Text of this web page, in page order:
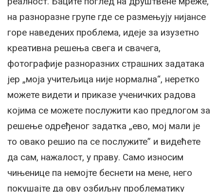
на разноразне групе где се размењују нијансе
горе наведених проблема, идеје за изузетно
креативна решења свега и свачега,
фотографије разноразних страшних задатака
јер „моја учитељица није нормална“, неретко
можете видети и приказе ученичких радова
којима се можете послужити као предлогом за
решење одређеног задатка „ево, мој мали је
то овако решио па се послужите” и видећете
да сам, нажалост, у праву. Само износим
чињенице па немојте беснети на мене, него
покушајте да ову озбиљну проблематику